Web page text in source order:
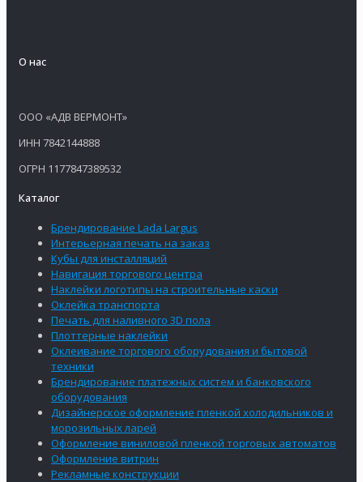
О нас
ООО «АДВ ВЕРМОНТ»
ИНН 7842144888
ОГРН 1177847389532
Каталог
Брендирование Lada Largus
Интерьерная печать на заказ
Кубы для инсталляций
Навигация торгового центра
Наклейки логотипы на строительные каски
Оклейка транспорта
Печать для наливного 3D пола
Плоттерные наклейки
Оклеивание торгового оборудования и бытовой
техники
Брендирование платежных систем и банковского
оборудования
Дизайнерское оформление пленкой холодильников и
морозильных ларей
Оформление виниловой пленкой торговых автоматов
Оформление витрин
Рекламные конструкции